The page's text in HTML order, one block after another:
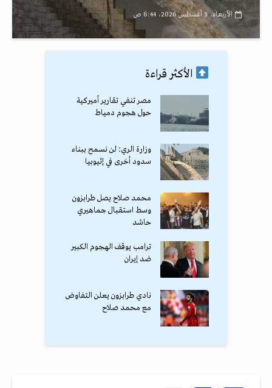
الأربعاء، 5 أغسطس 2026، 6:44 ص
الأكثر قراءة
مصر تنفي تقارير أميركية
حول هجوم دمياط
وزارة الري: لن نسمح ببناء
سدود أخرى في إثيوبيا
محمد صلاح يصل طرابزون
وسط استقبال جماهيري
حاشد
ترامب يوقف الهجوم الكبير
ضد إيران
نادي طرابزون يعلن التفاوض
مع محمد صلاح